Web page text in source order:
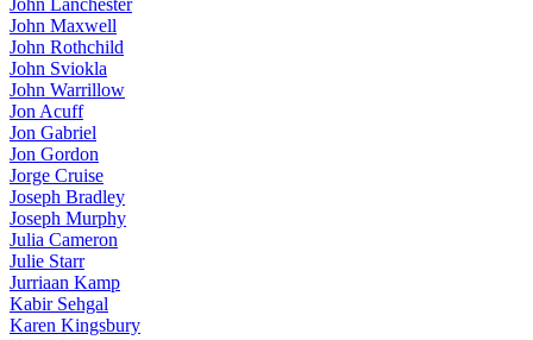
John Lanchester
John Maxwell
John Rothchild
John Sviokla
John Warrillow
Jon Acuff
Jon Gabriel
Jon Gordon
Jorge Cruise
Joseph Bradley
Joseph Murphy
Julia Cameron
Julie Starr
Jurriaan Kamp
Kabir Sehgal
Karen Kingsbury